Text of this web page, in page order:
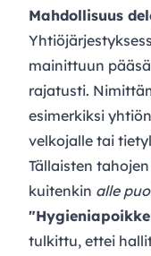
Mahdollisuus
mainittuun
rajatusti.
esimerkiksi
velkojalle tai
Tällaisten
kuitenkin alle
tulkittu, ettei